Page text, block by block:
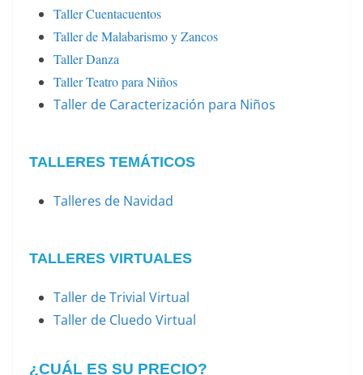
Taller Cuentacuentos
Taller de Malabarismo y Zancos
Taller Danza
Taller Teatro para Niños
Taller de Caracterización para Niños
TALLERES TEMÁTICOS
Talleres de Navidad
TALLERES VIRTUALES
Taller de Trivial Virtual
Taller de Cluedo Virtual
¿CUÁL ES SU PRECIO?